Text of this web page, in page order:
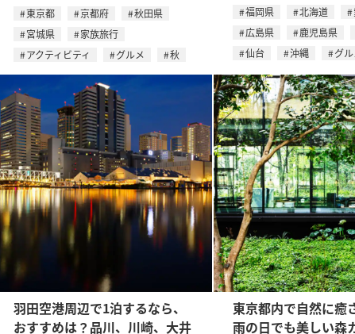
東京都
京都府
秋田県
宮城県
家族旅行
アクティビティ
グルメ 秋
福岡県 北海道
広島県
鹿児島県
仙台
沖縄 グ
羽田空港周辺で1泊するなら、
おすすめは？品川、川崎、大井
東京都内で自然に癒
雨の日でも美しい森